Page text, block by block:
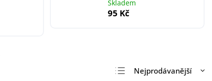
Skladem
95 Kč
Nejprodávanější